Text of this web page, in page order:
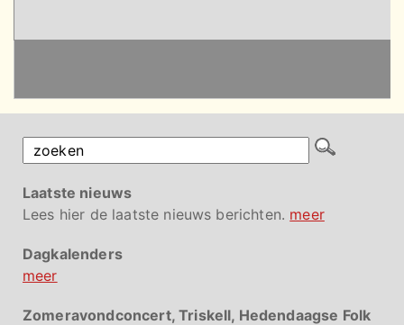
Laatste nieuws
Lees hier de laatste nieuws berichten. meer
Dagkalenders
meer
Zomeravondconcert, Triskell, Hedendaagse Folk